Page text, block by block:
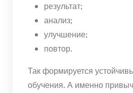
результат;
анализ;
улучшение;
повтор.
Так формируется
обучения. А именно